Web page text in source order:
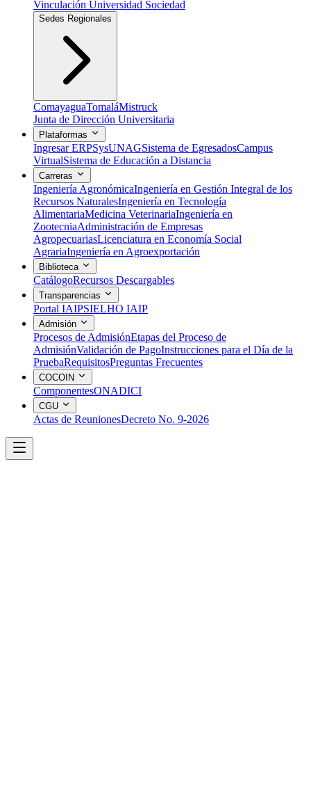
Vinculación Universidad Sociedad
Sedes Regionales
ComayaguaTomaláMistruck
Junta de Dirección Universitaria
Plataformas
Ingresar ERPSysUNAGSistema de EgresadosCampus
VirtualSistema de Educación a Distancia
Carreras
Ingeniería AgronómicaIngeniería en Gestión Integral de los
Recursos NaturalesIngeniería en Tecnología
AlimentariaMedicina VeterinariaIngeniería en
ZootecniaAdministración de Empresas
AgropecuariasLicenciatura en Economía Social
AgrariaIngeniería en Agroexportación
Biblioteca
CatálogoRecursos Descargables
Transparencias
Portal IAIPSIELHO IAIP
Admisión
Procesos de AdmisiónEtapas del Proceso de
AdmisiónValidación de PagoInstrucciones para el Día de la
PruebaRequisitosPreguntas Frecuentes
COCOIN
ComponentesONADICI
CGU
Actas de ReunionesDecreto No. 9-2026